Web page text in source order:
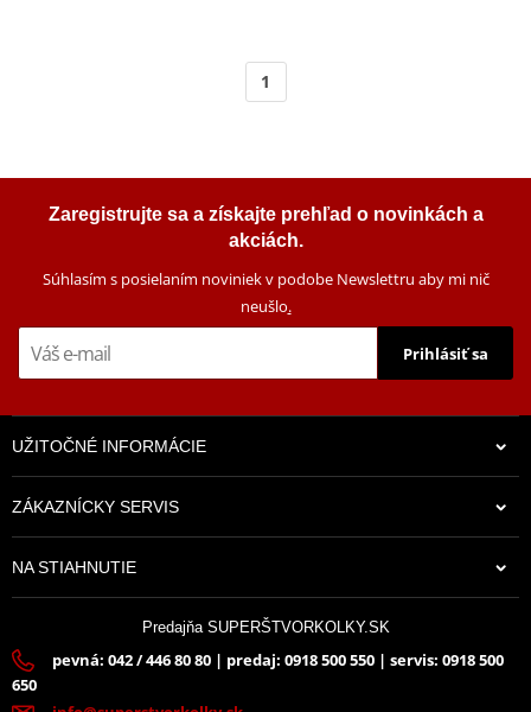
1
Zaregistrujte sa a získajte prehľad o novinkách a
akciách.
Súhlasím s posielaním noviniek v podobe Newslettru aby mi nič
neušlo.
Prihlásiť sa
UŽITOČNÉ INFORMÁCIE
ZÁKAZNÍCKY SERVIS
NA STIAHNUTIE
Predajňa SUPERŠTVORKOLKY.SK
pevná: 042 / 446 80 80 | predaj: 0918 500 550 | servis: 0918 500
650